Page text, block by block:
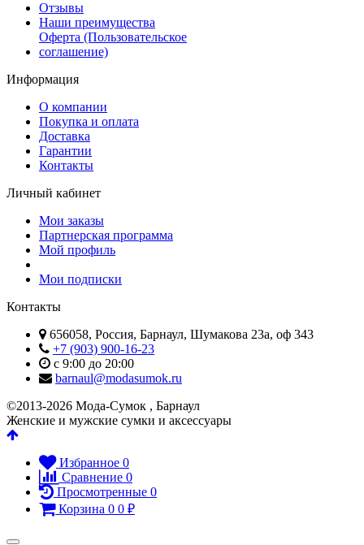
Отзывы
Наши преимущества
Оферта (Пользовательское
соглашение)
Информация
О компании
Покупка и оплата
Доставка
Гарантии
Контакты
Личный кабинет
Мои заказы
Партнерская программа
Мой профиль
Мои подписки
Контакты
656058, Россия, Барнаул, Шумакова 23а, оф 343
+7 (903) 900-16-23
с 9:00 до 20:00
barnaul@modasumok.ru
©2013-2026 Мода-Сумок , Барнаул
Женские и мужские сумки и аксессуары
Избранное 0
Сравнение 0
Просмотренные 0
Корзина 0 0 ₽